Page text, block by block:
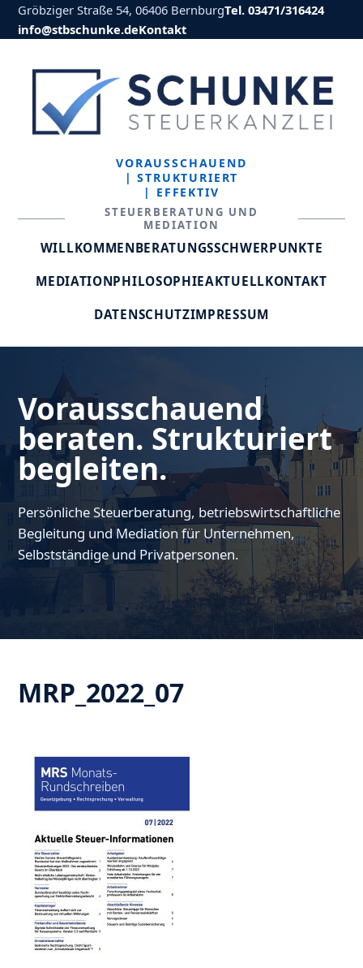
Gröbziger Straße 54, 06406 BernburgTel. 03471/316424
info@stbschunke.deKontakt
VORAUSSCHAUEND
| STRUKTURIERT
| EFFEKTIV
STEUERBERATUNG UND
MEDIATION
WILLKOMMENBERATUNGSSCHWERPUNKTE
MEDIATIONPHILOSOPHIEAKTUELLKONTAKT
DATENSCHUTZIMPRESSUM
Vorausschauend
beraten. Strukturiert
begleiten.
Persönliche Steuerberatung, betriebswirtschaftliche
Begleitung und Mediation für Unternehmen,
Selbstständige und Privatpersonen.
MRP_2022_07